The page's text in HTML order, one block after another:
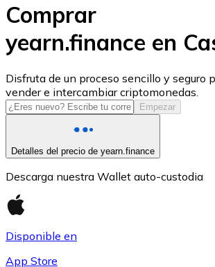
USD Coin
USDC
Comprar
yearn.finance en
Disfruta de un proceso sencillo y seguro
vender e intercambiar criptomonedas.
Empezar
Detalles del precio de yearn.finance
Descarga nuestra Wallet auto-custodia
Disponible en
App Store